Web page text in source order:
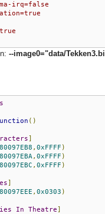
irq=false
--image0="data/
()
]
, 0xFFFF )
, 0xFFFF )
, 0xFFFF )
]
, 0x0303 )
In Theatre]